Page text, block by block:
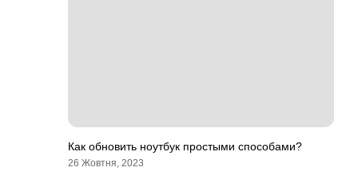
Как обновить ноутбук простыми способами?
26 Жовтня, 2023